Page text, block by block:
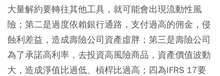
大量解約要轉往其他工具，就可能會出現流動性風
險；第二是過度依賴銀行通路，支付過高的佣金，侵
蝕利差益，造成壽險公司資產虛胖；第三是壽險公司
為了承諾高利率，去投資高風險商品，資產價值波動
大，造成淨值比過低、槓桿比過高；四為IFRS 17要